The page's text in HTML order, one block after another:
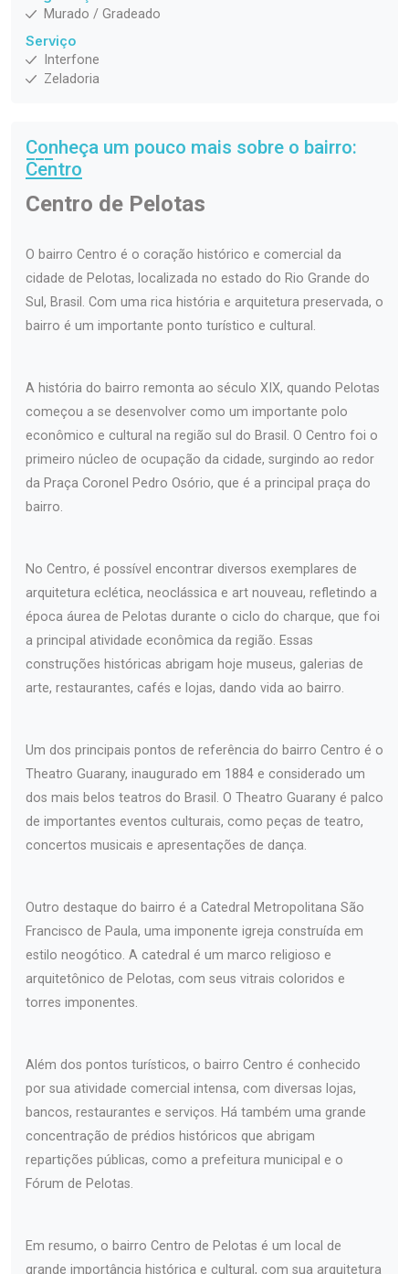
Murado / Gradeado
Serviço
Interfone
Zeladoria
Conheça um pouco mais sobre o bairro:
Centro
Centro de Pelotas
O bairro Centro é o coração histórico e comercial da
cidade de Pelotas, localizada no estado do Rio Grande do
Sul, Brasil. Com uma rica história e arquitetura preservada, o
bairro é um importante ponto turístico e cultural.
A história do bairro remonta ao século XIX, quando Pelotas
começou a se desenvolver como um importante polo
econômico e cultural na região sul do Brasil. O Centro foi o
primeiro núcleo de ocupação da cidade, surgindo ao redor
da Praça Coronel Pedro Osório, que é a principal praça do
bairro.
No Centro, é possível encontrar diversos exemplares de
arquitetura eclética, neoclássica e art nouveau, refletindo a
época áurea de Pelotas durante o ciclo do charque, que foi
a principal atividade econômica da região. Essas
construções históricas abrigam hoje museus, galerias de
arte, restaurantes, cafés e lojas, dando vida ao bairro.
Um dos principais pontos de referência do bairro Centro é o
Theatro Guarany, inaugurado em 1884 e considerado um
dos mais belos teatros do Brasil. O Theatro Guarany é palco
de importantes eventos culturais, como peças de teatro,
concertos musicais e apresentações de dança.
Outro destaque do bairro é a Catedral Metropolitana São
Francisco de Paula, uma imponente igreja construída em
estilo neogótico. A catedral é um marco religioso e
arquitetônico de Pelotas, com seus vitrais coloridos e
torres imponentes.
Além dos pontos turísticos, o bairro Centro é conhecido
por sua atividade comercial intensa, com diversas lojas,
bancos, restaurantes e serviços. Há também uma grande
concentração de prédios históricos que abrigam
repartições públicas, como a prefeitura municipal e o
Fórum de Pelotas.
Em resumo, o bairro Centro de Pelotas é um local de
grande importância histórica e cultural, com sua arquitetura